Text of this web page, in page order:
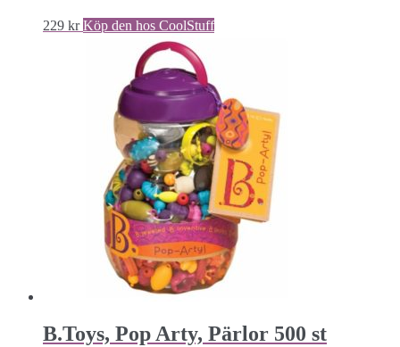
229 kr Köp den hos CoolStuff
B.Toys, Pop Arty, Pärlor 500 st